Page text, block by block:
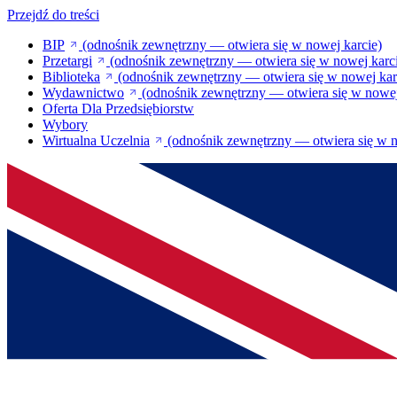
Przejdź do treści
BIP
(odnośnik zewnętrzny — otwiera się w nowej karcie)
Przetargi
(odnośnik zewnętrzny — otwiera się w nowej
Biblioteka
(odnośnik zewnętrzny — otwiera się w nowej
Wydawnictwo
(odnośnik zewnętrzny — otwiera się w
Oferta Dla Przedsiębiorstw
Wybory
Wirtualna Uczelnia
(odnośnik zewnętrzny — otwiera się w